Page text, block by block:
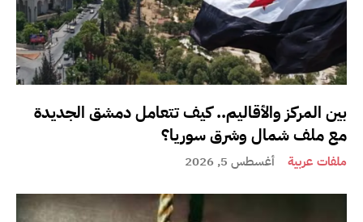
بين المركز والأقاليم.. كيف تتعامل دمشق الجديدة
مع ملف شمال وشرق سوريا؟
ملفات عربية أغسطس 5, 2026